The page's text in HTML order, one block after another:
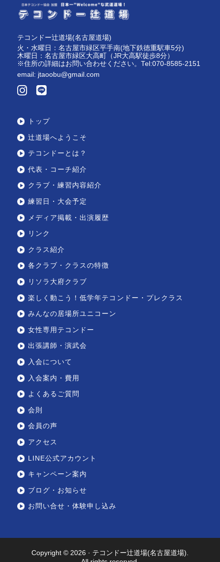
テコンドー辻道場(名古屋道場)
火・水曜日：名古屋市緑区平手南(地下鉄徳重駅車5分)
木曜日：名古屋市緑区大高町（JR大高駅徒歩8分）
※住所の詳細はお問い合わせください。Tel:070-8585-2151
email: jtaoobu@gmail.com
トップ
辻道場へようこそ
テコンドーとは？
代表・コーチ紹介
クラブ・練習内容紹介
練習日・大会予定
メディア掲載・出演履歴
リンク
クラス紹介
各クラブ・クラスの特徴
リソラ大府クラブ
楽しく動こう！低学年テコンドー・プレクラス
みんなの居場所ユニコーン
女性専用テコンドー
出張講師・演武会
入会について
入会案内・費用
よくあるご質問
会則
会員の声
アクセス
LINE公式アカウント
キャンペーン案内
ブログ・お知らせ
お問い合せ・体験申し込み
Copyright © 2026 · テコンドー辻道場(名古屋道場)